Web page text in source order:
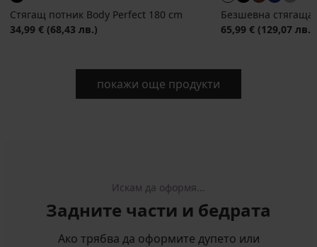
Стягащ потник Body Perfect 180 cm
34,99 € (68,43 лв.)
Безшевна стягаща
65,99 € (129,07 лв.)
покажи още продукти
Искам да оформя...
Задните части и бедрата
Ако трябва да оформите дупето или